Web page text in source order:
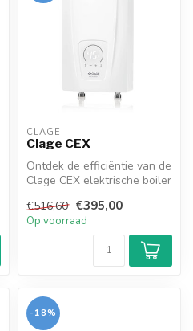
CLAGE
Clage CEX
Ontdek de efficiëntie van de
Clage CEX elektrische boiler
€516,60 €395,00
Op voorraad
-18%